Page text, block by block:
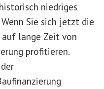
niedriges
Sie sich jetzt die
auf lange Zeit von
profitieren.